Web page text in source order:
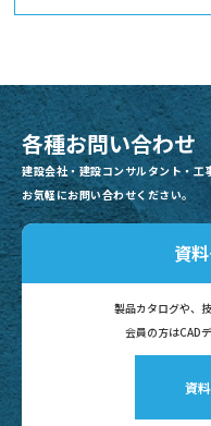
各種お問い合わせ
建設会社・建設コンサルタント・工
お気軽にお問い合わせください。
資
製品カタログや、
会員の方はCAD
資